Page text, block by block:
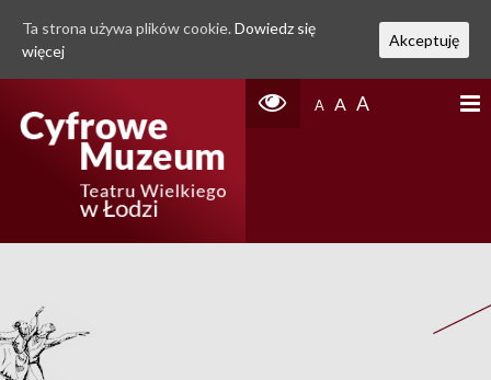
A A A
Ta strona używa plików cookie. Dowiedz się
więcej
Akceptuję